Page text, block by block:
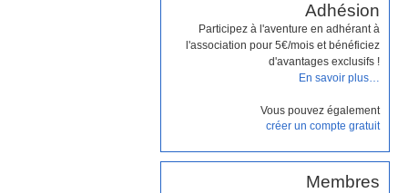
Adhésion
Participez à l'aventure en adhérant à
l'association pour 5€/mois et bénéficiez
d'avantages exclusifs !
En savoir plus…
Vous pouvez également
créer un compte gratuit
Membres